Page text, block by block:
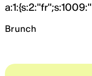
a:1:{s:2:"fr";s:1009:"
Brunch